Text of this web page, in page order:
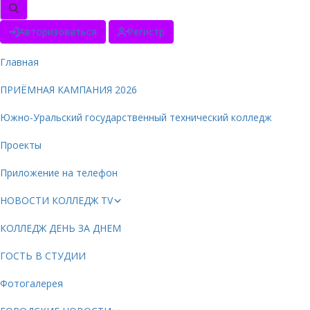
Авторизоваться Регистр
Главная
ПРИЁМНАЯ КАМПАНИЯ 2026
Южно-Уральский государственный технический колледж
Проекты
Приложение на телефон
НОВОСТИ КОЛЛЕДЖ TV
КОЛЛЕДЖ ДЕНЬ ЗА ДНЕМ
ГОСТЬ В СТУДИИ
Фотогалерея